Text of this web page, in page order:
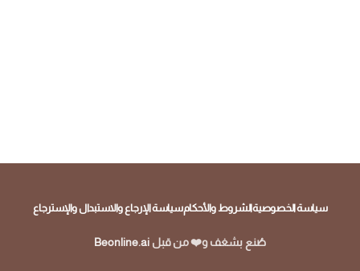
سياسة الخصوصيةالشروط والأحكامسياسة الإرجاع والاستبدال والإسترجاع
صُنع بشغف و❤️ من قبل Beonline.ai